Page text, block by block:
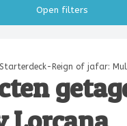
Open filters
Starterdeck-Reign of jafar: